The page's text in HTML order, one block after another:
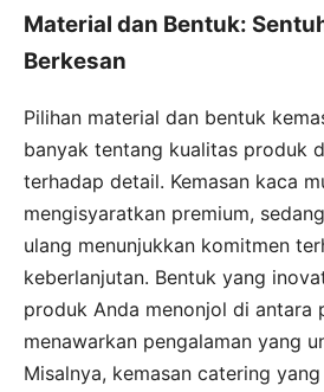
Material dan Bentuk:
Berkesan
Pilihan material dan bentuk
banyak tentang kualitas produk
terhadap detail. Kemasan kaca
mengisyaratkan premium,
ulang menunjukkan komitmen
keberlanjutan. Bentuk yang
produk Anda menonjol di antara
menawarkan pengalaman yang
Misalnya, kemasan catering